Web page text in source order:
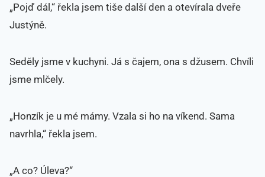
„Pojď dál,“ řekla jsem tiše další den a otevírala dveře
Justýně.
Seděly jsme v kuchyni. Já s čajem, ona s džusem. Chvíli
jsme mlčely.
„Honzík je u mé mámy. Vzala si ho na víkend. Sama
navrhla,“ řekla jsem.
„A co? Úleva?“